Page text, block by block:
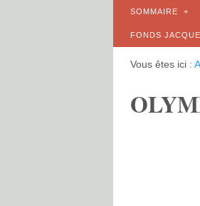
SOMMAIRE
FONDS
Vous êtes ici :